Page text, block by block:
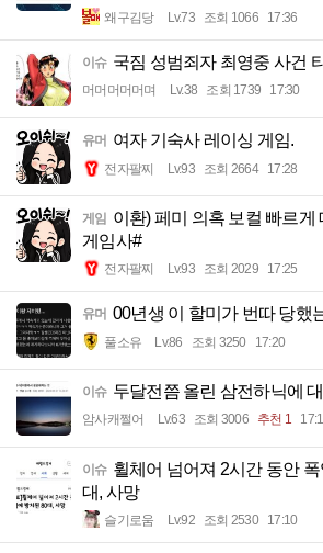
왜구김당 Lv.73 조회 1066 17:36
이슈 국짐 성범죄자 최영중 사건
머머머머머며 Lv.38 조회 1739 17:30
유머 여자 기숙사 레이싱 게임.
전자팔찌 Lv.93 조회 2664 17:28
게임 이환) 페미 의혹 보컬 빠르게
게임사#
전자팔찌 Lv.93 조회 2029 17:25
유머 00년생 이 할미가 번따 당했
풀소유 Lv.86 조회 3250 17:20
이슈 두달전쯤 올린 삼전하닉에
암사캐쩔어 Lv.63 조회 3006 추천 1
이슈 휠체어 넘어져 2시간 동안
대, 사망
슬기로움 Lv.92 조회 2530 17:10